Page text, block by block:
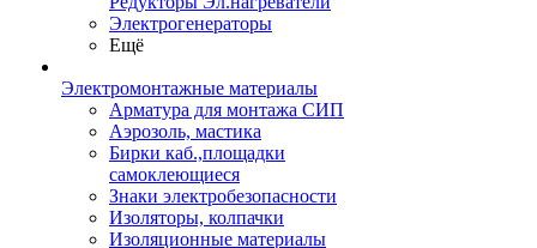
Электрогенераторы
Ещё
Электромонтажные материалы
Арматура для монтажа СИП
Аэрозоль, мастика
Бирки каб.,площадки
самоклеющиеся
Знаки электробезопасности
Изоляторы, колпачки
Изоляционные материалы